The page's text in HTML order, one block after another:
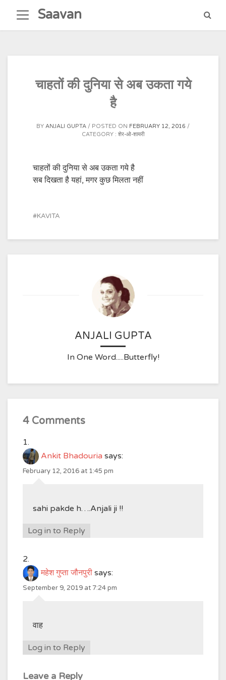
content
Saavan
चाहतों की दुनिया से अब उकता गये
है
BY ANJALI GUPTA POSTED ON FEBRUARY 12, 2016
CATEGORY : शेर-ओ-शायरी
चाहतों की दुनिया से अब उकता गये है
सब दिखता है यहां, मगर कुछ मिलता नहीं
KAVITA
ANJALI GUPTA
In One Word.....Butterfly!
4 Comments
Ankit Bhadouria says:
February 12, 2016 at 1:45 pm
sahi pakde h….Anjali ji !!
Log in to Reply
महेश गुप्ता जौनपुरी says:
September 9, 2019 at 7:24 pm
वाह
Log in to Reply
Leave a Reply